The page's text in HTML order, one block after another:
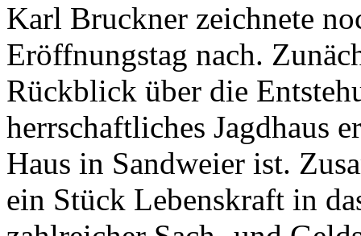
Karl Bruckner zeichnete
Eröffnungstag nach.
Rückblick über die
herrschaftliches Jagdhaus
Haus in Sandweier ist.
ein Stück Lebenskraft in